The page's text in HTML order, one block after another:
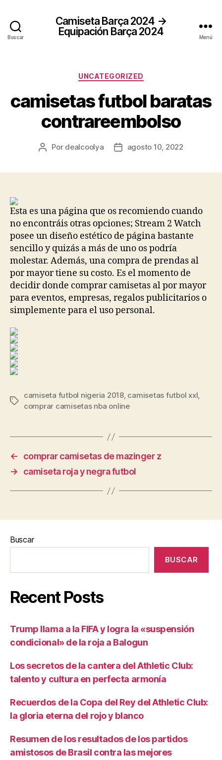
Buscar
Camiseta Barça 2024 →
Equipación Barça 2024
Menú
Categorías
UNCATEGORIZED
camisetas futbol baratas
contrareembolso
Autor
Por dealcoolya
Fechaagosto 10, 2022
Esta es una página que os recomiendo cuando
no encontráis otras opciones; Stream 2 Watch
posee un diseño estético de página bastante
sencillo y quizás a más de uno os podría
molestar. Además, una compra de prendas al
por mayor tiene su costo. Es el momento de
decidir donde comprar camisetas al por mayor
para eventos, empresas, regalos publicitarios o
simplemente para el uso personal.
Etiquetas
camiseta futbol nigeria 2018, camisetas futbol xxl,
comprar camisetas nba online
←
comprar camisetas de mazinger z
→
camiseta roja y negra futbol
Buscar
BUSCAR
Recent Posts
Trump llama a la FIFA y logra la «suspensión
condicional» de la roja a Balogun
Los secretos de la cantera del Athletic Club:
talento y cultura en perfecta armonía
Recuerdos de la Copa del Rey del Athletic Club:
la gloria eterna del rojo y blanco
Resumen de los resultados de los partidos
amistosos de Brasil contra las mejores